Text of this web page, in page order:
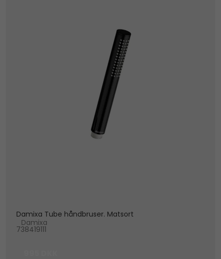
Damixa Tube håndbruser. Matsort
Damixa
738419111